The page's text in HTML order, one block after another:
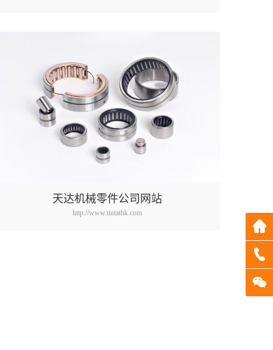
天达机械零件公司网站
http://www.tintathk.com